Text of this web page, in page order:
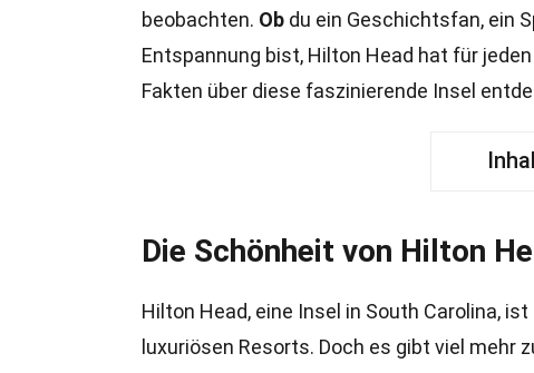
beobachten. Ob du ein Geschichtsfan, ein
Entspannung bist, Hilton Head hat für
Fakten über diese faszinierende Insel
Die Schönheit von Hilton
Hilton Head, eine Insel in South Carolina,
luxuriösen Resorts. Doch es gibt viel mehr